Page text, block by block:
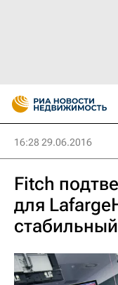
16:28 29.06.2016
Fitch
для
стабильный